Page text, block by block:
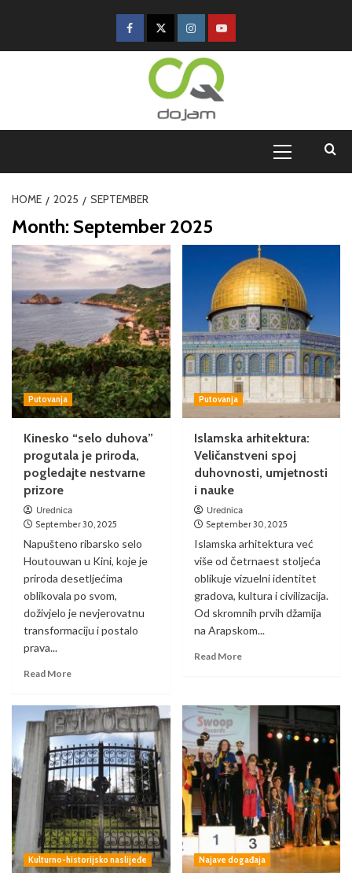
HOME 2025 SEPTEMBER
Month: September 2025
Putovanja
Kinesko “selo duhova”
progutala je priroda,
pogledajte nestvarne
prizore
Urednica
September 30, 2025
Napušteno ribarsko selo
Houtouwan u Kini, koje je
priroda desetljećima
oblikovala po svom,
doživjelo je nevjerovatnu
transformaciju i postalo
prava...
Read More
Putovanja
Islamska arhitektura:
Veličanstveni spoj
duhovnosti, umjetnosti
i nauke
Urednica
September 30, 2025
Islamska arhitektura već
više od četrnaest stoljeća
oblikuje vizuelni identitet
gradova, kultura i civilizacija.
Od skromnih prvih džamija
na Arapskom...
Read More
Kulturno-historijsko naslijeđe Najave događaja